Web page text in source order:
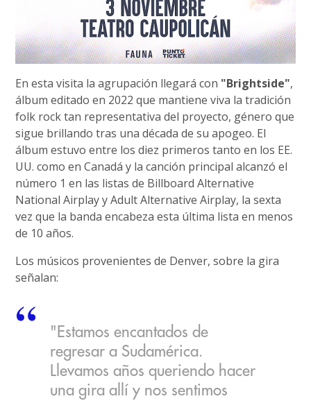
En esta visita la agrupación llegará con "Brightside",
álbum editado en 2022 que mantiene viva la tradición
folk rock tan representativa del proyecto, género que
sigue brillando tras una década de su apogeo. El
álbum estuvo entre los diez primeros tanto en los EE.
UU. como en Canadá y la canción principal alcanzó el
número 1 en las listas de Billboard Alternative
National Airplay y Adult Alternative Airplay, la sexta
vez que la banda encabeza esta última lista en menos
de 10 años.
Los músicos provenientes de Denver, sobre la gira
señalan:
"Estamos encantados de
regresar a Sudamérica.
Llevamos años queriendo hacer
una gira allí y nos sentimos